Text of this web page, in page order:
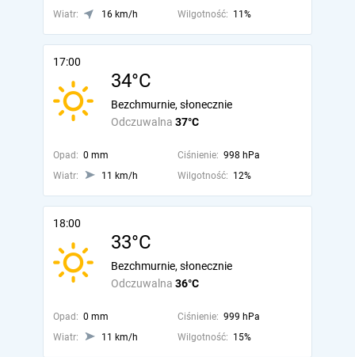
Wiatr:
16 km/h Wilgotność: 11%
17:00
34°C
Odczuwalna 37°C
Bezchmurnie, słonecznie
Opad: 0 mm Ciśnienie: 998 hPa
Wiatr:
11 km/h Wilgotność: 12%
18:00
33°C
Odczuwalna 36°C
Bezchmurnie, słonecznie
Opad: 0 mm Ciśnienie: 999 hPa
Wiatr:
11 km/h Wilgotność: 15%